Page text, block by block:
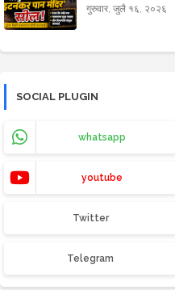
गुरुवार, जुलै १६, २०२६
SOCIAL PLUGIN
whatsapp
youtube
Twitter
Telegram